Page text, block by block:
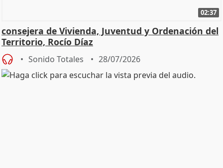
02:37
consejera de Vivienda, Juventud y Ordenación del
Territorio, Rocío Díaz
Sonido Totales 28/07/2026